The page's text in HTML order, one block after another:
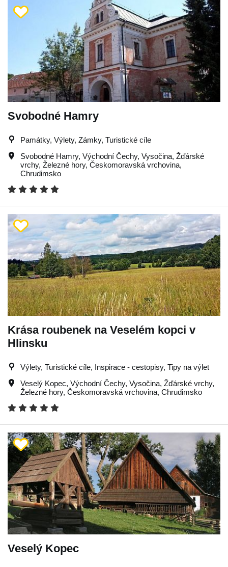
Svobodné Hamry
Památky, Výlety, Zámky, Turistické cíle
Svobodné Hamry, Východní Čechy, Vysočina, Žďárské
vrchy, Železné hory, Českomoravská vrchovina,
Chrudimsko
Krása roubenek na Veselém kopci v
Hlinsku
Výlety, Turistické cíle, Inspirace - cestopisy, Tipy na výlet
Veselý Kopec, Východní Čechy, Vysočina, Žďárské vrchy,
Železné hory, Českomoravská vrchovina, Chrudimsko
Veselý Kopec